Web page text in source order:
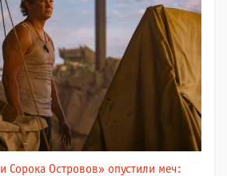
Сорока Островов» опустили меч: